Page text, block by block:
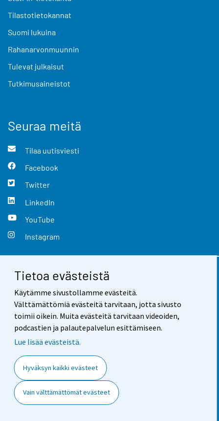
Tietoa evästeistä
Käytämme sivustollamme evästeitä.
Välttämättömiä evästeitä tarvitaan, jotta sivusto
toimii oikein. Muita evästeitä tarvitaan videoiden,
podcastien ja palautepalvelun esittämiseen.
Lue lisää evästeistä.
Hyväksyn kaikki evästeet
Vain välttämättömät evästeet
Tilastotietokannat
Suomi lukuina
Rahanarvonmuunnin
Tulevat julkaisut
Tutkimusaineistot
Seuraa meitä
Tilaa uutisviesti
Facebook
Twitter
LinkedIn
YouTube
Instagram
Yhteystiedot
Palaute
Käyttöehdot
Saavutettavuus
Tietoa sivustosta
Evästeasetukset